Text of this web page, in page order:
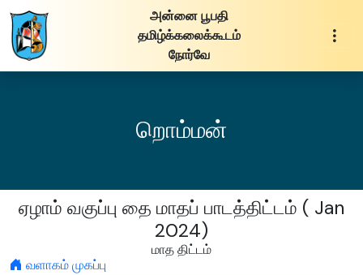
அன்னை பூபதி
தமிழ்க்கலைக்கூடம்
நோர்வே
றொம்மன்
ஏழாம் வகுப்பு தை மாதப் பாடத்திட்டம் ( Jan
2024)
மாத திட்டம்
வளாகம் முகப்பு